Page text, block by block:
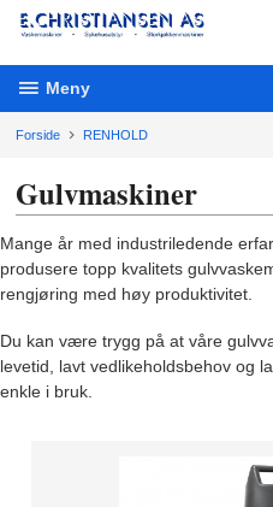
Gå
innholdet
Meny
Forside RENHOLD
Gulvmaskiner
Mange år med industriledende
produsere topp kvalitets
rengjøring med høy produktivitet.
Du kan være trygg på at våre
levetid, lavt vedlikeholdsbehov og
enkle i bruk.